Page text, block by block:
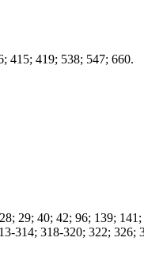
415; 419; 538; 547; 660.
29; 40; 42; 96; 139;
318-320; 322; 326;